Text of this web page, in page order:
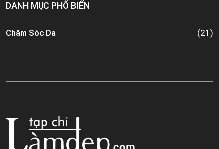
DANH MỤC PHỔ BIẾN
Chăm Sóc Da (21)